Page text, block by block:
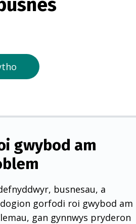
gwybod am
busnesau, a
gorfodi roi gwybod am
gan gynnwys pryderon